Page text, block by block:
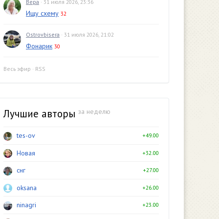
Вера · 31 июля 2026, 23:36
Ищу схему 32
Ostrovbisera · 31 июля 2026, 21:02
Фонарик 30
Весь эфир · RSS
Лучшие авторы за неделю
tes-ov +49.00
Новая +32.00
снг +27.00
oksana +26.00
ninagri +23.00